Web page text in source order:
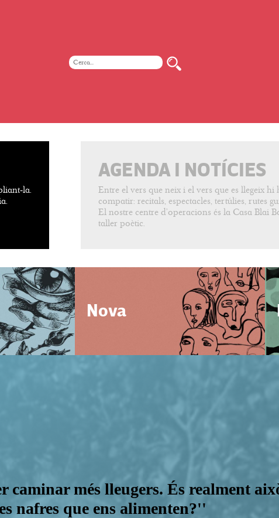
la.
AGENDA I NOTÍCIES
Entre el vers que neix i el vers que es llegeix
compatir: recitals, espectacles, tertúlies, rutes
El nostre centre d’operacions és la Casa Blai
taller poètic.
Nova
més lleugers. És realment
nafres que ens alimenten?''